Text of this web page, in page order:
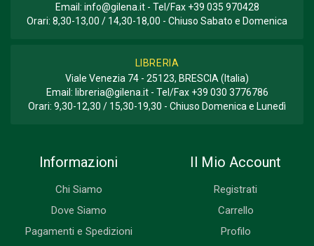
Email: info@gilena.it- Tel/Fax +39 035 970428
Orari: 8,30-13,00 / 14,30-18,00 - Chiuso Sabato e Domenica
LIBRERIA
Viale Venezia 74 - 25123, BRESCIA (Italia)
Email: libreria@gilena.it- Tel/Fax +39 030 3776786
Orari: 9,30-12,30 / 15,30-19,30 - Chiuso Domenica e Lunedì
Informazioni
Chi Siamo
Dove Siamo
Pagamenti e Spedizioni
Il Mio Account
Registrati
Carrello
Profilo